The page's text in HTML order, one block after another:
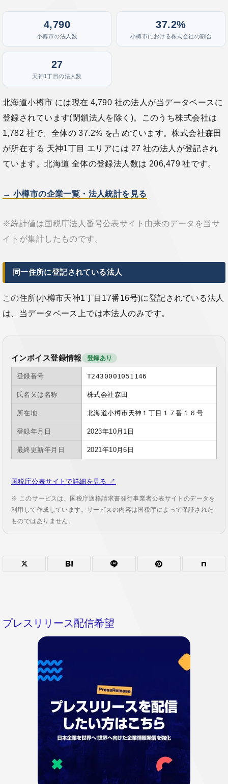
4,790
小樽市の法人数
37.2%
小樽市における株式会社の割合
27
天神1丁目の法人数
北海道小樽市 には現在 4,790 社の法人が当データベースに
登録されています(閉鎖法人を除く)。このうち株式会社は
1,782 社で、全体の 37.2% を占めています。株式会社森田
が所在する 天神1丁目 エリアには 27 社の法人が登記され
ています。北海道 全体の登録法人数は 206,479 社です。
→ 小樽市の企業一覧・法人統計を見る
※統計値は国税庁法人番号公表サイト由来のデータを当サ
イトが集計したものです。
同一住所に登記されている法人
この住所(小樽市天神1丁目17番16号)に登記されている法人
は、当データベース上では本法人のみです。
インボイス登録情報 登録あり
登録番号 T2430001051146
氏名又は名称 株式会社森田
所在地 北海道小樽市天神１丁目１７番１６号
登録年月日 2023年10月1日
最終更新年月日 2021年10月6日
国税庁公表サイトで詳細を見る ↗
※ このサービスは、国税庁適格請求書発行事業者公表サイトのデータを
利用して作成しています。サービスの内容は国税庁によって保証された
ものではありません。
プレスリリース配信希望